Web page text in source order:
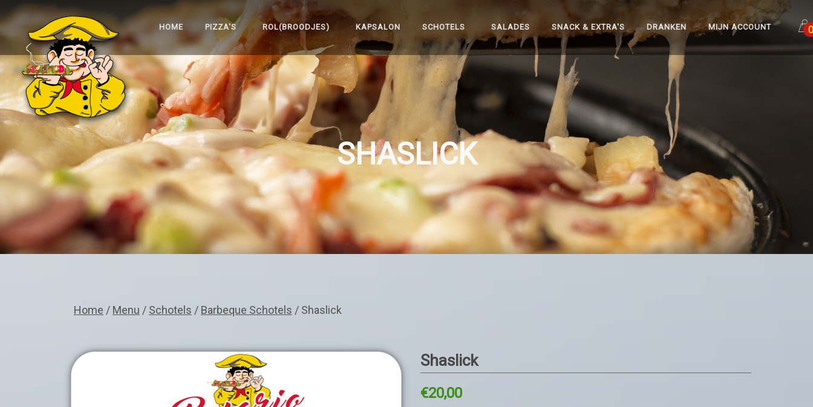
HOME PIZZA'S ROL(BROODJES) KAPSALON SCHOTELS SALADES SNACK & EXTRA'S DRANKEN MIJN ACCOUNT 0
SHASLICK
Home / Menu / Schotels / Barbeque Schotels / Shaslick
Shaslick
€20,00